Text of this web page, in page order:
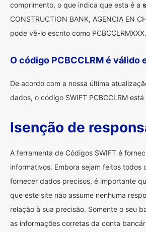
comprimento, o que indica que esta é a
CONSTRUCTION BANK, AGENCIA EN
pode vê-lo escrito como PCBCCLRMXXX.
O código PCBCCLRM é válido
De acordo com a nossa última
dados, o código SWIFT PCBCCLRM está
Isenção de
A ferramenta de Códigos SWIFT é
informativos. Embora sejam feitos todos
fornecer dados precisos, é importante
que este site não assume nenhuma
relação à sua precisão. Somente o seu
as informações corretas da conta